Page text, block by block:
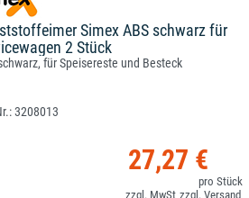
Simex ABS schwarz für
2 Stück
für Speisereste und Besteck
3208013
27,27 €